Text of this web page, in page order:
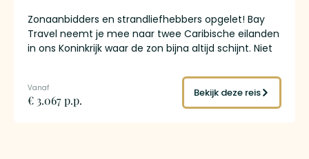
Zonaanbidders en strandliefhebbers opgelet! Bay
Travel neemt je mee naar twee Caribische eilanden
in ons Koninkrijk waar de zon bijna altijd schijnt. Niet
toegeschreven aan deze twee eilanden. Deze reis
brengt je naar Aruba met zijn kilometerslange witte
zandstranden en naar Curaçao met zijn
€ 3.067 p.p.
Bekijk deze reis